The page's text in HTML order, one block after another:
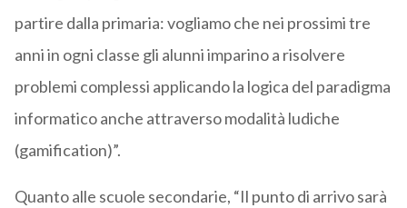
partire dalla primaria: vogliamo che nei prossimi tre
anni in ogni classe gli alunni imparino a risolvere
problemi complessi applicando la logica del paradigma
informatico anche attraverso modalità ludiche
(gamification)”.
Quanto alle scuole secondarie, “Il punto di arrivo sarà